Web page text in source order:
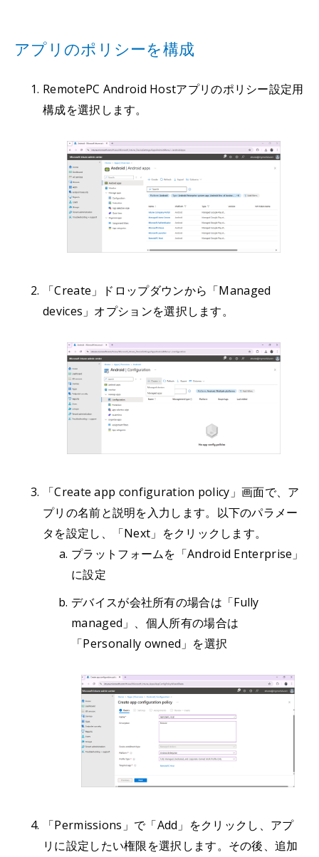
アプリのポリシーを構成
RemotePC Android Hostアプリのポリシー設定用
構成を選択します。
「Create」ドロップダウンから「Managed
devices」オプションを選択します。
「Create app configuration policy」画面で、ア
プリの名前と説明を入力します。以下のパラメー
タを設定し、「Next」をクリックします。
プラットフォームを「Android Enterprise」
に設定
デバイスが会社所有の場合は「Fully
managed」、個人所有の場合は
「Personally owned」を選択
「Permissions」で「Add」をクリックし、アプ
リに設定したい権限を選択します。その後、追加